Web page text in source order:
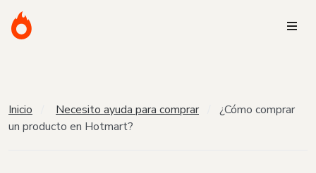
Inicio Necesito ayuda para comprar
¿Cómo comprar
un producto en Hotmart?